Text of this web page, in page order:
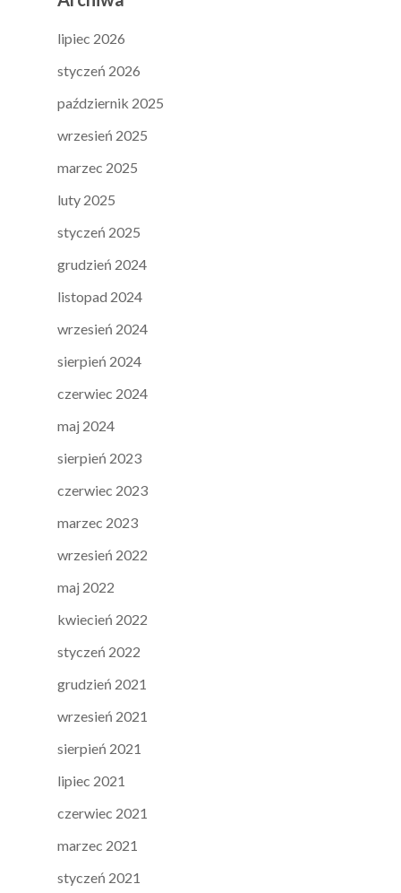
lipiec 2026
styczeń 2026
październik 2025
wrzesień 2025
marzec 2025
luty 2025
styczeń 2025
grudzień 2024
listopad 2024
wrzesień 2024
sierpień 2024
czerwiec 2024
maj 2024
sierpień 2023
czerwiec 2023
marzec 2023
wrzesień 2022
maj 2022
kwiecień 2022
styczeń 2022
grudzień 2021
wrzesień 2021
sierpień 2021
lipiec 2021
czerwiec 2021
marzec 2021
styczeń 2021